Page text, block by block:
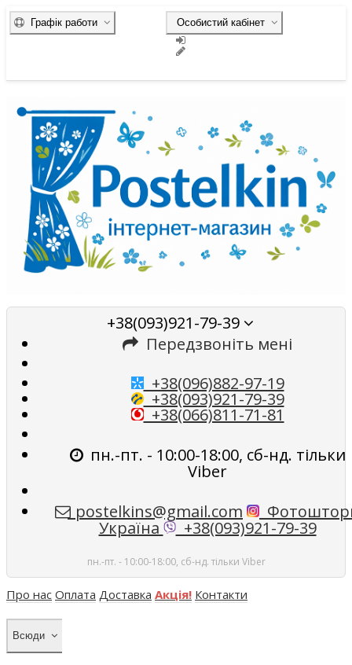
Особистий кабінет
Графік работи
+38(093)921-79-39
Передзвоніть мені
+38(096)882-97-19
+38(093)921-79-39
+38(066)811-71-81
пн.-пт. - 10:00-18:00, сб-нд. тільки
Viber
postelkins@gmail.com
Україна +38(093)921-79-39
пн.-пт. - 10:00-18:00, сб-нд. тільки Viber
Про нас Оплата Доставка Акція! Контакти
Всюди